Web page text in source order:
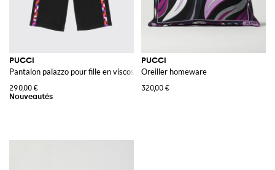
PUCCI
Pantalon palazzo pour fille en viscose à imprimé abstrait
290,00 €
PUCCI
Oreiller homeware
320,00 €